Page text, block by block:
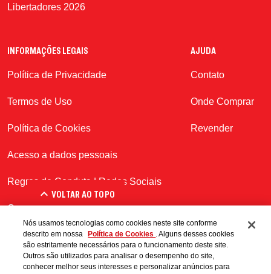
Beba com
VOLTAR AO TOPO
Libertadores 2026
INFORMAÇÕES LEGAIS
Política de Privacidade
Termos de Uso
Política de Cookies
Acesso a dados pessoais
Regras de Conduta | Redes Sociais
Consumo Responsavel
Centro de Preferências
AJUDA
Contato
Onde Comprar
Revender
Nós usamos tecnologias como cookies neste site conforme
descrito em nossa
Política de Cookies
. Alguns desses cookies
são estritamente necessários para o funcionamento deste site.
Outros são utilizados para analisar o desempenho do site,
conhecer melhor seus interesses e personalizar anúncios para